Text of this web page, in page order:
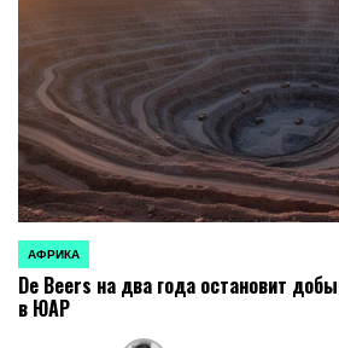
ОПУБЛИКОВАНО
В
АФРИКА
De Beers на два года остановит
в ЮАР